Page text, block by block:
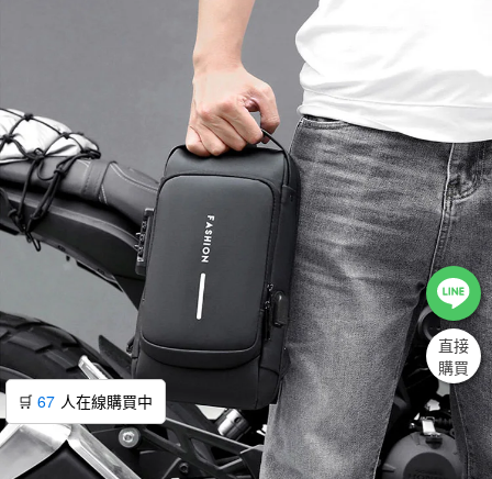
🛒67 人在線購買中
直接
購買